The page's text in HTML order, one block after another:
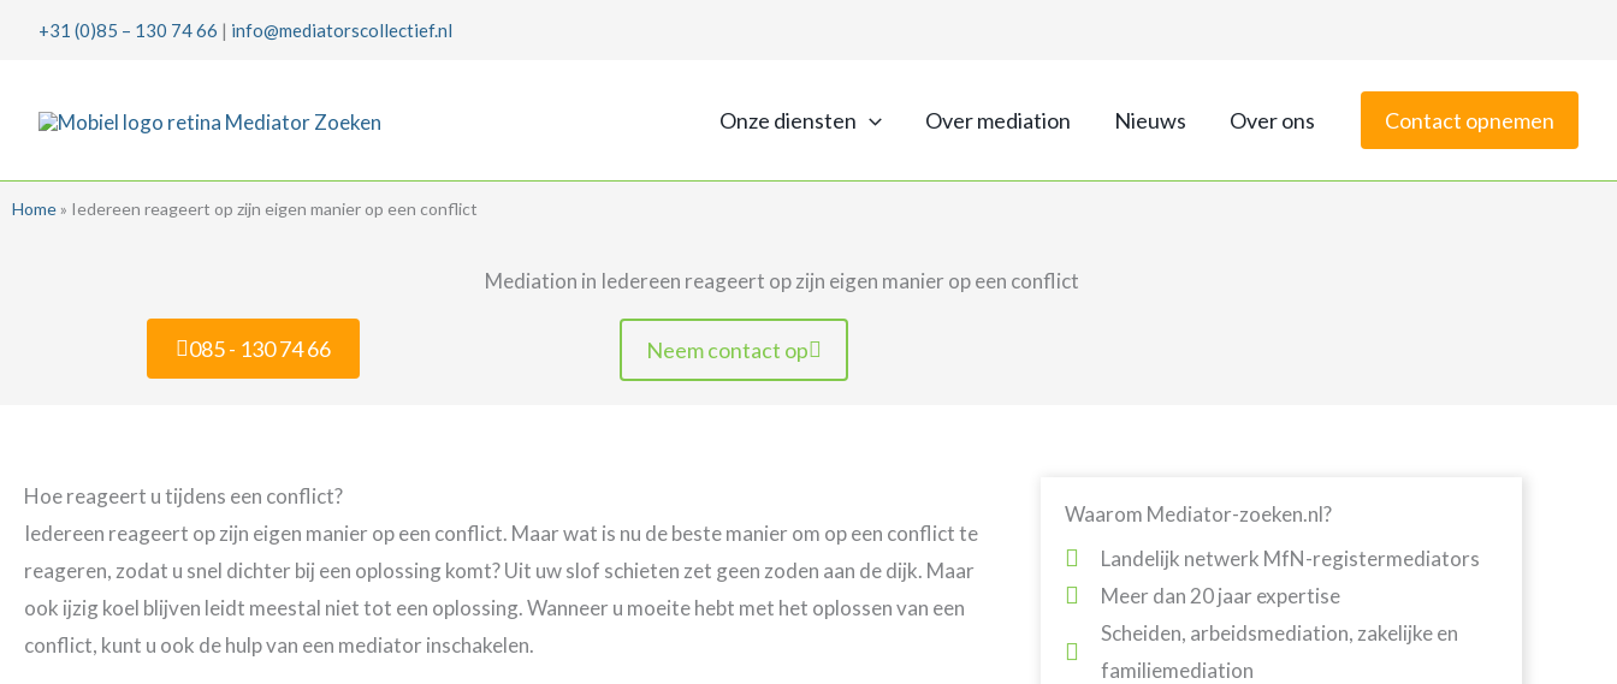
inhoud
+31 (0)85 – 130 74 66 | info@mediatorscollectief.nl
Onze diensten Over mediation Nieuws Over ons Contact opnemen
Home » Iedereen reageert op zijn eigen manier op een conflict
Mediation in Iedereen reageert op zijn eigen manier op een conflict
085 - 130 74 66 Neem contact op
Hoe reageert u tijdens een conflict?
Iedereen reageert op zijn eigen manier op een conflict. Maar wat is nu de beste manier om op een conflict te
reageren, zodat u snel dichter bij een oplossing komt? Uit uw slof schieten zet geen zoden aan de dijk. Maar
ook ijzig koel blijven leidt meestal niet tot een oplossing. Wanneer u moeite hebt met het oplossen van een
conflict, kunt u ook de hulp van een mediator inschakelen.
Waarom Mediator-zoeken.nl?
Landelijk netwerk MfN-registermediators
Meer dan 20 jaar expertise
Scheiden, arbeidsmediation, zakelijke en
familiemediation